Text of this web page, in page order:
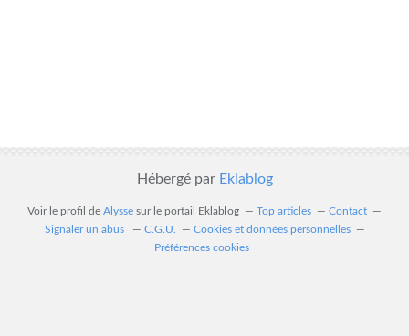
Hébergé par Eklablog
Voir le profil de Alysse sur le portail Eklablog Top articles
Contact
Signaler un abus
C.G.U.
Cookies et données personnelles
Préférences cookies